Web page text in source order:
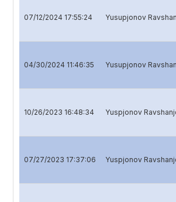
07/12/2024 17:55:24 Yusupjonov
04/30/2024 11:46:35 Yusupjonov
10/26/2023 16:48:34 Yuspjonov
07/27/2023 17:37:06 Yuspjonov